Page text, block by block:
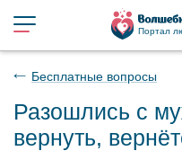
Портал
Бесплатные вопросы
Разошлись с
вернуть,